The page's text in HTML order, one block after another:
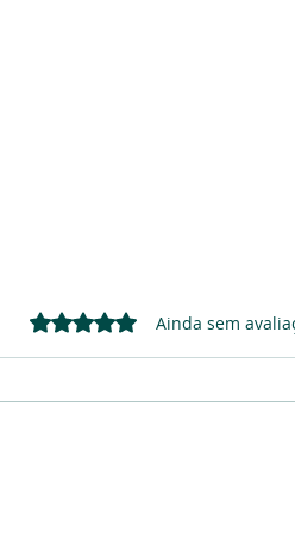
Avaliado com 0 de 5 estrelas.
Ainda sem